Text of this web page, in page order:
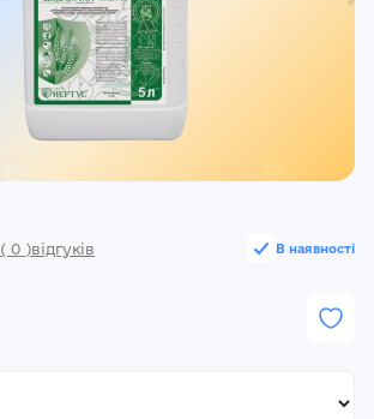
Реєстрація
Ми на зв’язку
(096) 556 55 56
В наявності
( 0 )відгуків